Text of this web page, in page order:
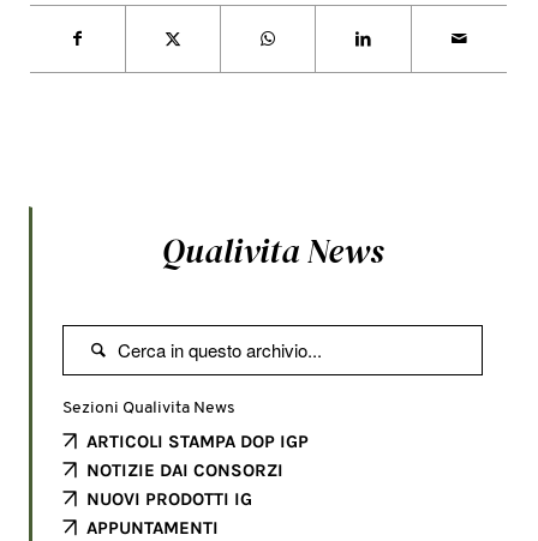
Qualivita News

Sezioni Qualivita News
ARTICOLI STAMPA DOP IGP
NOTIZIE DAI CONSORZI
NUOVI PRODOTTI IG
APPUNTAMENTI